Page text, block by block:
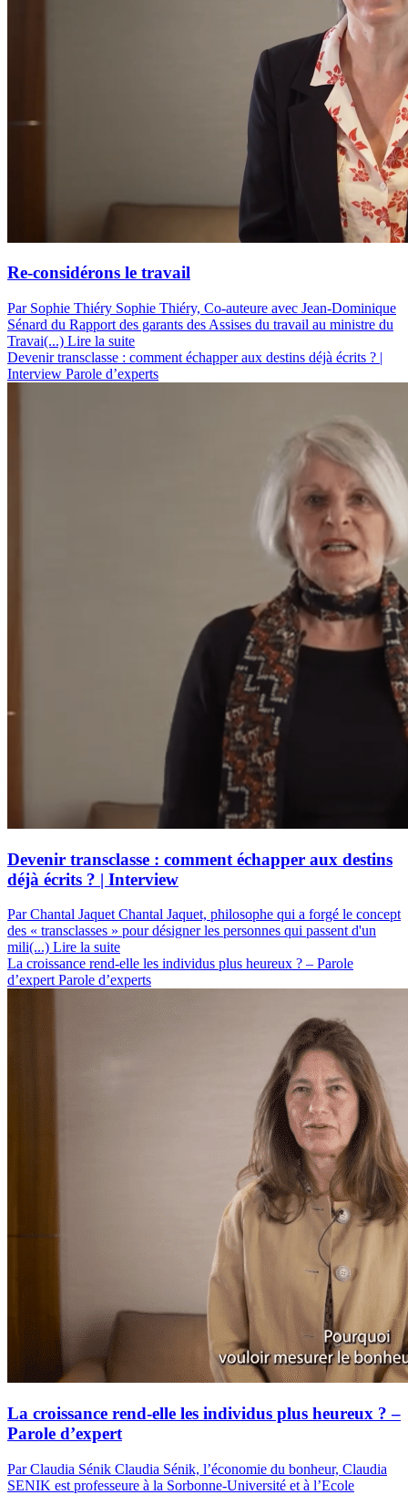
Re-considérons le travail
Par Sophie Thiéry Sophie Thiéry, Co-auteure avec Jean-Dominique
Sénard du Rapport des garants des Assises du travail au ministre du
Travai(...) Lire la suite
Devenir transclasse : comment échapper aux destins déjà écrits ? |
Interview Parole d’experts
Devenir transclasse : comment échapper aux destins
déjà écrits ? | Interview
Par Chantal JaquetChantal Jaquet, philosophe qui a forgé le concept
des « transclasses » pour désigner les personnes qui passent d'un
mili(...) Lire la suite
La croissance rend-elle les individus plus heureux ? – Parole
d’expertParole d’experts
La croissance rend-elle les individus plus heureux ? –
Parole d’expert
Par Claudia Sénik Claudia Sénik, l’économie du bonheur, Claudia
SENIK est professeure à la Sorbonne-Université et à l’Ecole